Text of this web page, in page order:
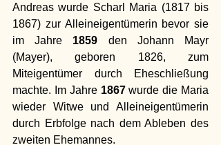
Andreas wurde Scharl Maria (1817 bis
1867) zur Alleineigentümerin bevor sie
im Jahre 1859 den Johann Mayr
(Mayer), geboren 1826, zum
Miteigentümer durch Eheschließung
machte. Im Jahre 1867 wurde die Maria
wieder Witwe und Alleineigentümerin
durch Erbfolge nach dem Ableben des
zweiten Ehemannes.